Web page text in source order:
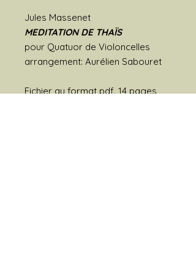
Jules Massenet
MEDITATION DE THAÏS
pour Quatuor de Violoncelles
arrangement: Aurélien Sabouret
Fichier au format pdf. 14 pages